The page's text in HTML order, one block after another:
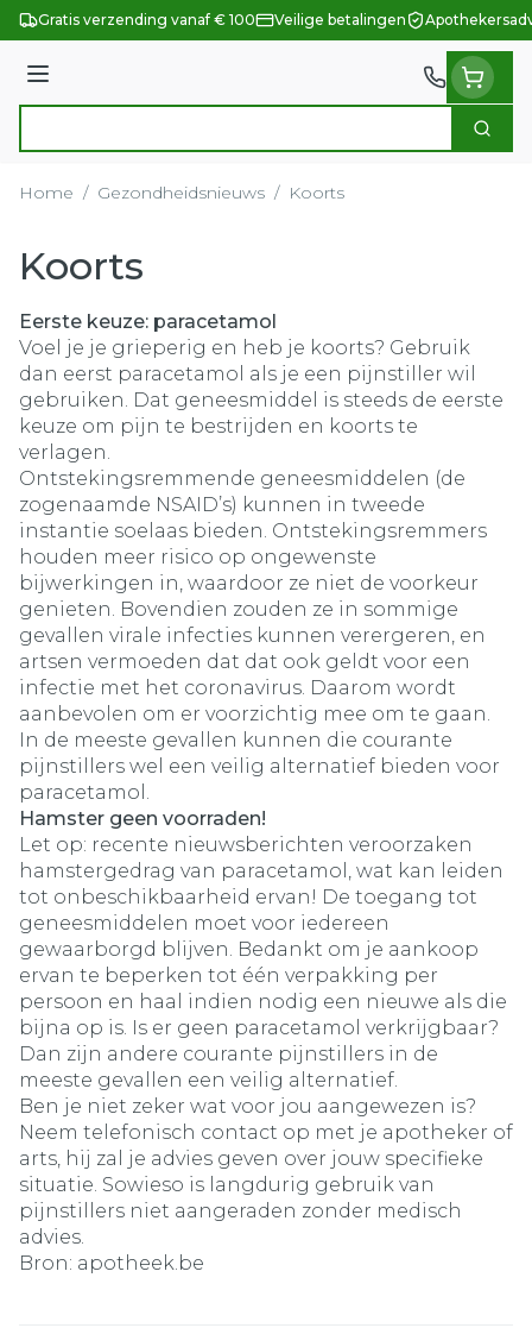
Ga naar de inhoud
Gratis verzending vanaf € 100 Veilige betalingen
Menu
Zoek
Home / Gezondheidsnieuws / Koorts
Koorts
Eerste keuze: paracetamol
Voel je je grieperig en heb je koorts? Gebruik
dan eerst paracetamol als je een pijnstiller wil
gebruiken. Dat geneesmiddel is steeds de eerste
keuze om pijn te bestrijden en koorts te
verlagen.
Ontstekingsremmende geneesmiddelen (de
zogenaamde NSAID’s) kunnen in tweede
instantie soelaas bieden. Ontstekingsremmers
houden meer risico op ongewenste
bijwerkingen in, waardoor ze niet de voorkeur
genieten. Bovendien zouden ze in sommige
gevallen virale infecties kunnen verergeren, en
artsen vermoeden dat dat ook geldt voor een
infectie met het coronavirus. Daarom wordt
aanbevolen om er voorzichtig mee om te gaan.
In de meeste gevallen kunnen die courante
pijnstillers wel een veilig alternatief bieden voor
paracetamol.
Hamster geen voorraden!
Let op: recente nieuwsberichten veroorzaken
hamstergedrag van paracetamol, wat kan leiden
tot onbeschikbaarheid ervan! De toegang tot
geneesmiddelen moet voor iedereen
gewaarborgd blijven. Bedankt om je aankoop
ervan te beperken tot één verpakking per
persoon en haal indien nodig een nieuwe als die
bijna op is. Is er geen paracetamol verkrijgbaar?
Dan zijn andere courante pijnstillers in de
meeste gevallen een veilig alternatief.
Ben je niet zeker wat voor jou aangewezen is?
Neem telefonisch contact op met je apotheker of
arts, hij zal je advies geven over jouw specifieke
situatie. Sowieso is langdurig gebruik van
pijnstillers niet aangeraden zonder medisch
advies.
Bron: apotheek.be